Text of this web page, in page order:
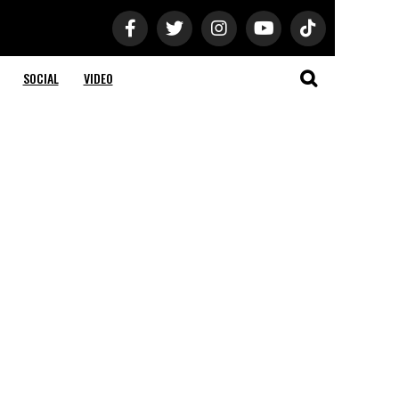
SOCIAL VIDEO